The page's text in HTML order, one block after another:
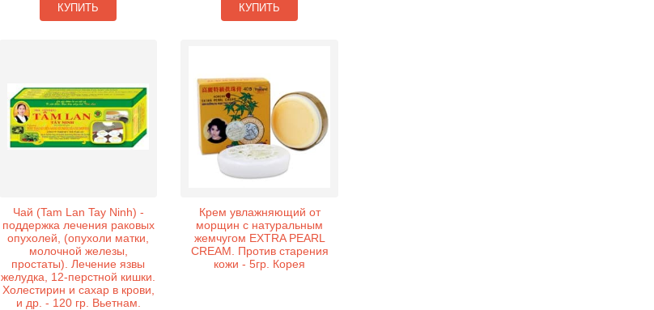
КУПИТЬ КУПИТЬ
Чай (Tam Lan Tay Ninh) -
поддержка лечения раковых
опухолей, (опухоли матки,
молочной железы,
простаты). Лечение язвы
желудка, 12-перстной кишки.
Холестирин и сахар в крови,
и др. - 120 гр. Вьетнам.
Крем увлажняющий от
морщин с натуральным
жемчугом EXTRA PEARL
CREAM. Против старения
кожи - 5гр. Корея